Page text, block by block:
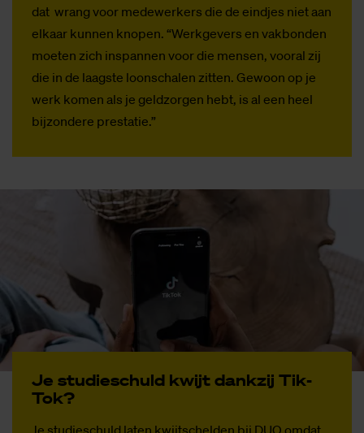
dat wrang voor medewerkers die de eindjes niet aan
elkaar kunnen knopen. “Werkgevers en vakbonden
moeten zich inspannen voor die mensen, vooral zij
die in de laagste loonschalen zitten. Gewoon op je
werk komen als je geldzorgen hebt, is al een heel
bijzondere prestatie.”
Je stu­die­schuld kwijt dank­zij Tik­
Tok?
Je studieschuld laten kwijtschelden bij DUO omdat